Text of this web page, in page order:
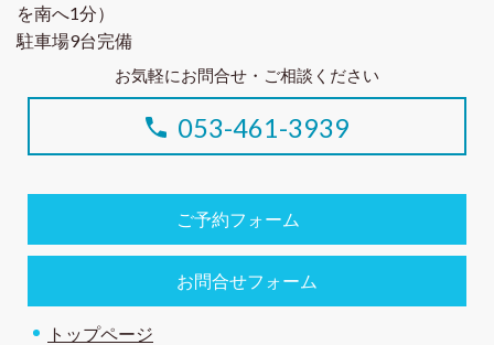
を南へ1分）
駐車場9台完備
お気軽にお問合せ・ご相談ください
053-461-3939
ご予約フォーム
お問合せフォーム
トップページ